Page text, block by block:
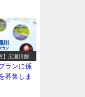
】広瀬川創生
の募集
ランに係
募集しま